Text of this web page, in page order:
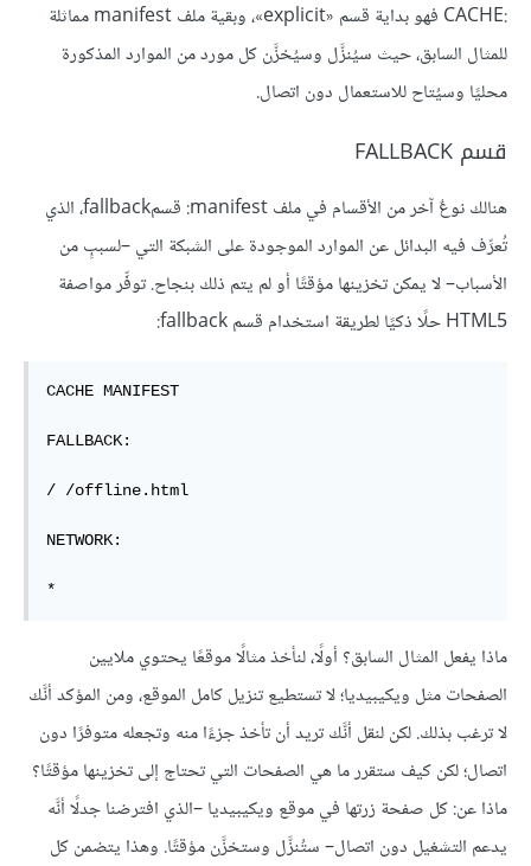
CACHE:‎ فهو بداية قسم «explicit»، وبقية ملف manifest مماثلة
للمثال السابق، حيث سيُنزَّل وسيُخزَّن كل مورد من الموارد المذكورة
محليًا وسيُتاح للاستعمال دون اتصال.
قسم FALLBACK
هنالك نوعٌ آخر من الأقسام في ملف manifest: قسمfallback، الذي
تُعرِّف فيه البدائل عن الموارد الموجودة على الشبكة التي –لسببٍ من
الأسباب– لا يمكن تخزينها مؤقتًا أو لم يتم ذلك بنجاح. توفِّر مواصفة
HTML5 حلًا ذكيًا لطريقة استخدام قسم fallback:
CACHE MANIFEST
FALLBACK:
/ /offline.html
NETWORK:
*
ماذا يفعل المثال السابق؟ أولًا، لنأخذ مثالًا موقعًا يحتوي ملايين
الصفحات مثل ويكيبيديا؛ لا تستطيع تنزيل كامل الموقع، ومن المؤكد أنَّك
لا ترغب بذلك. لكن لنقل أنَّك تريد أن تأخذ جزءًا منه وتجعله متوفرًا دون
اتصال؛ لكن كيف ستقرر ما هي الصفحات التي تحتاج إلى تخزينها مؤقتًا؟
ماذا عن: كل صفحة زرتها في موقع ويكيبيديا –الذي افترضنا جدلًا أنَّه
يدعم التشغيل دون اتصال– ستُنزَّل وستخزَّن مؤقتًا. وهذا يتضمن كل